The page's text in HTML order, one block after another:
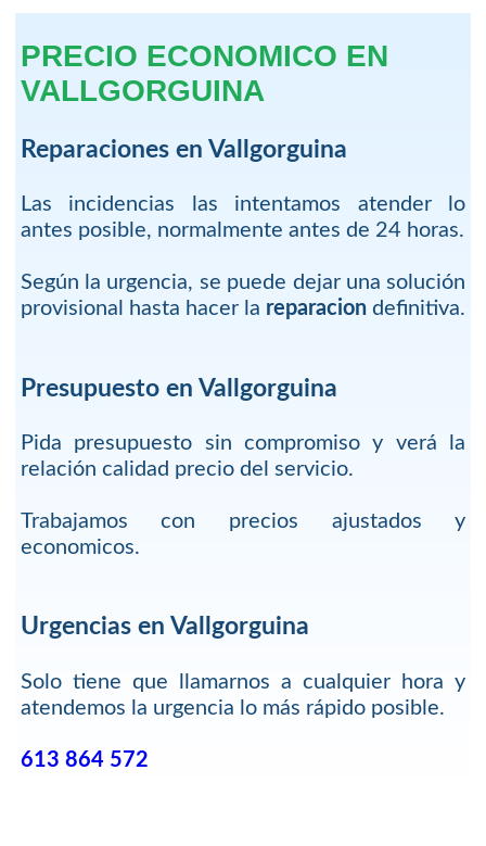
PRECIO ECONOMICO EN
VALLGORGUINA
Reparaciones en Vallgorguina
Las incidencias las intentamos atender lo
antes posible, normalmente antes de 24 horas.
Según la urgencia, se puede dejar una solución
provisional hasta hacer la reparaciondefinitiva.
Presupuesto en Vallgorguina
Pida presupuesto sin compromiso y verá la
relación calidad precio del servicio.
Trabajamos con precios ajustados y
economicos.
Urgencias en Vallgorguina
Solo tiene que llamarnos a cualquier hora y
atendemos la urgencia lo más rápido posible.
613 864 572